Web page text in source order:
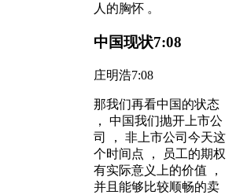
人的胸怀 。
中国现状7:08
庄明浩7:08
那我们再看中国的状态
， 中国我们抛开上市公
司 ， 非上市公司今天这
个时间点 ， 员工的期权
有实际意义上的价值 ，
并且能够比较顺畅的卖